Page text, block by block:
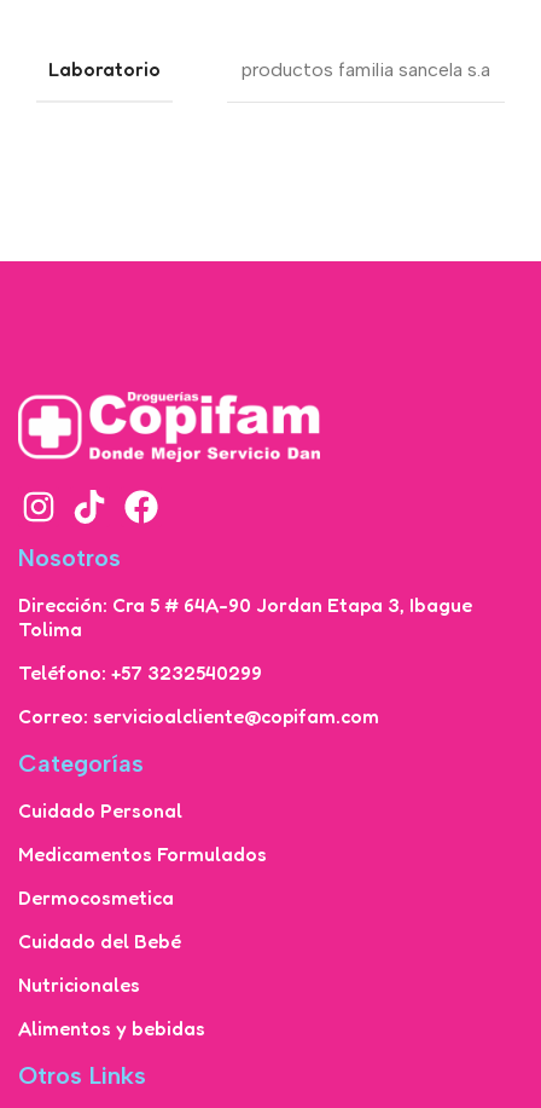
Laboratorio productos familia sancela s.a
Nosotros
Dirección: Cra 5 # 64A-90 Jordan Etapa 3, Ibague
Tolima
Teléfono: +57 3232540299
Correo: servicioalcliente@copifam.com
Categorías
Cuidado Personal
Medicamentos Formulados
Dermocosmetica
Cuidado del Bebé
Nutricionales
Alimentos y bebidas
Otros Links